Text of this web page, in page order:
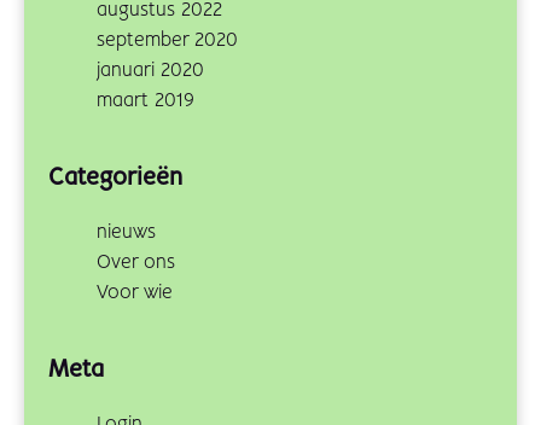
augustus 2022
september 2020
januari 2020
maart 2019
Categorieën
nieuws
Over ons
Voor wie
Meta